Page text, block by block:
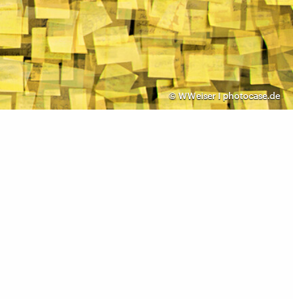
© WWeiser I photocase.de